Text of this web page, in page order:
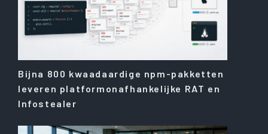
Bijna 800 kwaadaardige npm-pakketten
leveren platformonafhankelijke RAT en
Infostealer